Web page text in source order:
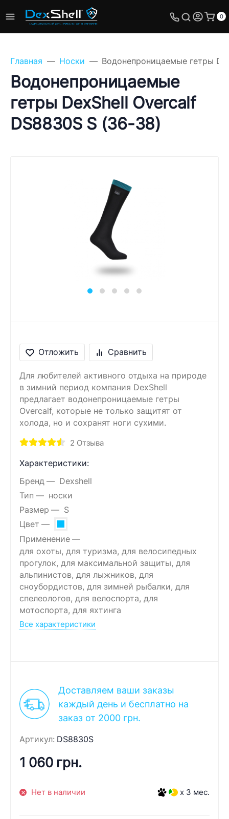
0
Главная Носки Водонепроницаемые гетры
Водонепроницаемые
гетры DexShell Overcalf
DS8830S S (36-38)
Отложить Сравнить
Для любителей активного отдыха на природе
в зимний период компания DexShell
предлагает водонепроницаемые гетры
Overcalf, которые не только защитят от
холода, но и сохранят ноги сухими.
2 Отзыва
Характеристики:
Бренд
Dexshell
Тип
носки
Размер
S
Цвет
Применение
для охоты, для туризма, для велосипедных
прогулок, для максимальной защиты, для
альпинистов, для лыжников, для
сноубордистов, для зимней рыбалки, для
спелеологов, для велоспорта, для
мотоспорта, для яхтинга
Все характеристики
Доставляем ваши заказы
каждый день и бесплатно на
заказ от 2000 грн.
Артикул: DS8830S
1 060 грн.
Нет в наличии x 3 мес.
Задайте свой вопрос,
мы обязательно